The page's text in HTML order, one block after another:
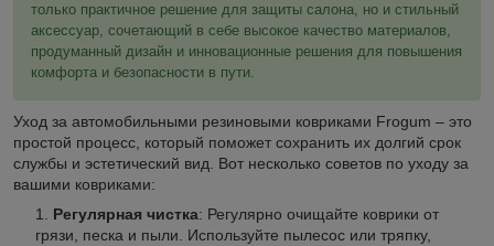
только практичное решение для защиты салона, но и стильный
аксессуар, сочетающий в себе высокое качество материалов,
продуманный дизайн и инновационные решения для повышения
комфорта и безопасности в пути.
Уход за автомобильными резиновыми ковриками Frogum – это
простой процесс, который поможет сохранить их долгий срок
службы и эстетический вид. Вот несколько советов по уходу за
вашими ковриками:
Регулярная чистка: Регулярно очищайте коврики от
грязи, песка и пыли. Используйте пылесос или тряпку,